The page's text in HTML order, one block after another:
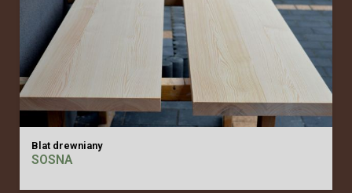
Blat drewniany
SOSNA